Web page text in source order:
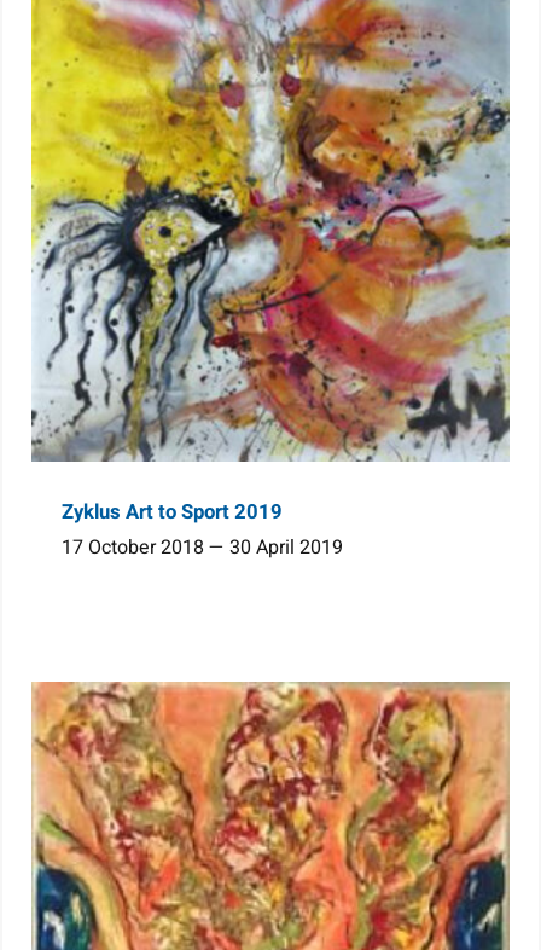
Zyklus Art to Sport 2019
17 October 2018 — 30 April 2019